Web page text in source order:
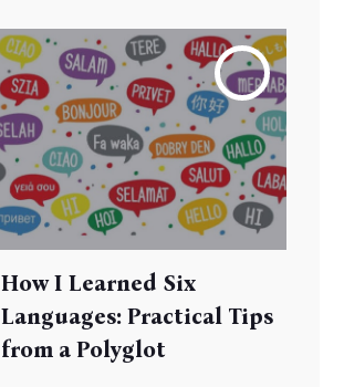
How I Learned Six
Languages: Practical Tips
from a Polyglot